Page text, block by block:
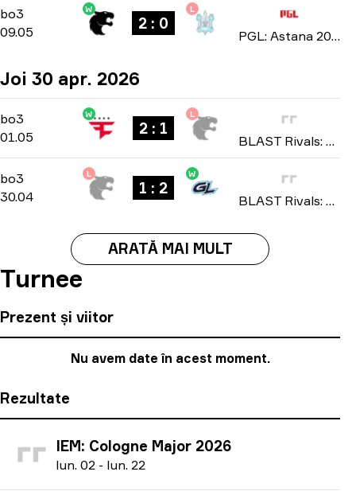
bo3 Group Stage-bo3
09.05
W
2 : 0
L
PGL: Astana 2026
Joi 30 apr. 2026
bo3 -bo3
01.05
W
2 : 1
L
BLAST Rivals: Spring 2026
bo3 -bo3
30.04
L
1 : 2
W
BLAST Rivals: Spring 2026
ARATĂ MAI MULT
Turnee
Prezent și viitor
Nu avem date în acest moment.
Rezultate
IEM: Cologne Major 2026
Iun. 02 - Iun. 22